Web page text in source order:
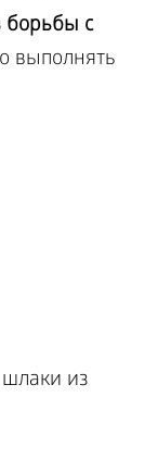
борьбы с
выполнять
из